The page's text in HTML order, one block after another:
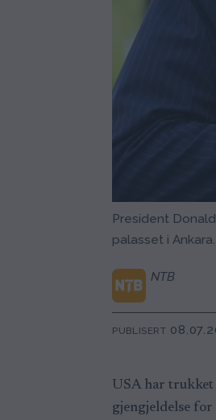
President
palasset i Ankara.
NTB
PUBLISERT
USA har trukket
gjengjeldelse